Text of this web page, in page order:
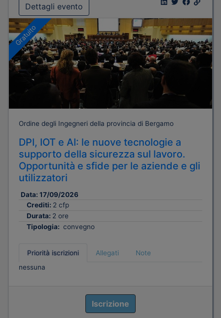
Dettagli evento
Gratuito
Ordine degli Ingegneri della provincia di Bergamo
DPI, IOT e AI: le nuove tecnologie a
supporto della sicurezza sul lavoro.
Opportunità e sfide per le aziende e gli
utilizzatori
Data: 17/09/2026
Crediti: 2 cfp
Durata: 2 ore
Tipologia: convegno
Priorità iscrizioni Allegati
Note
nessuna
Iscrizione